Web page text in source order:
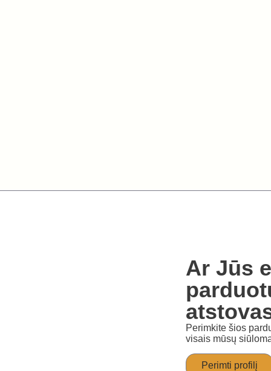
Ar Jūs
Perimkite šios
visais mūsų
Perimti profilį